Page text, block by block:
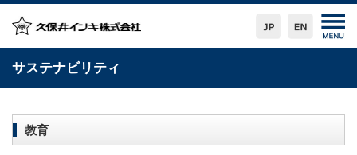
サステナビリティ
教育